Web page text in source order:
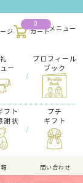
ジ
0
カート
ー
/
プロフィール
ブック
フト
謝状
/
プチ
ギフト
問い合わせ